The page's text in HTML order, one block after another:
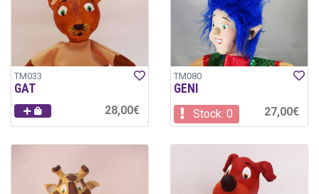
TM033
GAT
28,00€
TM080
GENI
Stock: 0 27,00€